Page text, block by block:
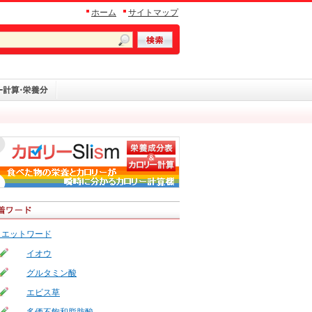
ホーム サイトマップ
ットワード
イオウ
グルタミン酸
エビス草